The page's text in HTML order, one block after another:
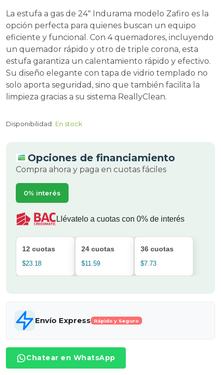
La estufa a gas de 24" Indurama modelo Zafiro es la
opción perfecta para quienes buscan un equipo
eficiente y funcional. Con 4 quemadores, incluyendo
un quemador rápido y otro de triple corona, esta
estufa garantiza un calentamiento rápido y efectivo.
Su diseño elegante con tapa de vidrio templado no
solo aporta seguridad, sino que también facilita la
limpieza gracias a su sistema ReallyClean.
Disponibilidad: En stock
Opciones de financiamiento
Compra ahora y paga en cuotas fáciles
0% interés
Llévatelo a cuotas con 0% de interés
12 cuotas
$23.18
24 cuotas
$11.59
36 cuotas
$7.73
Envío Express Rápido y Seguro
Chatear en WhatsApp